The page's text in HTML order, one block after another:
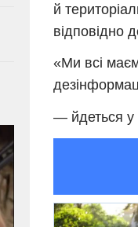
й
відповідно
«Ми всі
— йдеться у